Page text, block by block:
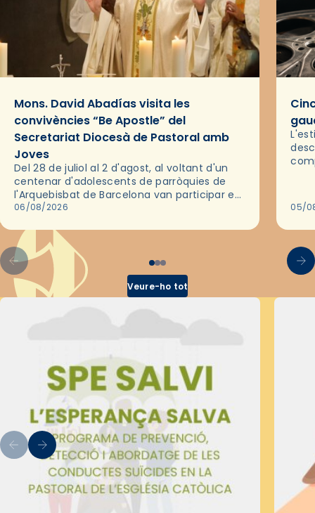
Mons. David Abadías visita les
convivències “Be Apostle” del
Secretariat Diocesà de Pastoral amb
Joves
Del 28 de juliol al 2 d'agost, al voltant d'un
centenar d'adolescents de parròquies de
l'Arquebisbat de Barcelona van participar en
les convivències Be Apostle, organitzades
06/08/2026 05/
Veure-ho tot